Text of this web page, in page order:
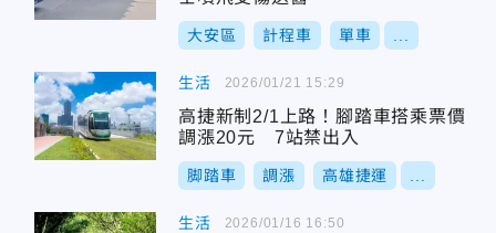
大安區 計程車 單車
生活
高捷新制2/1上路！腳踏車搭乘票價
調漲20元 7站禁出入
脚踏車 調漲 高雄捷運
2026/01/21 15:29
生活 2026/01/16 16:50